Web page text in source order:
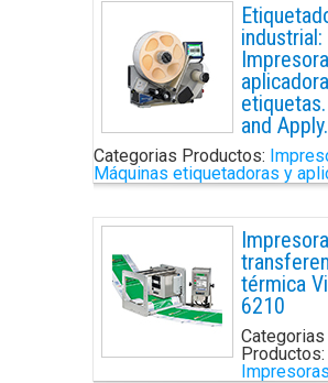
industrial:
and Apply.
Categorias Productos:
Máquinas etiquetadoras y
térmica
6210
Categorias
Productos:
Impresoras